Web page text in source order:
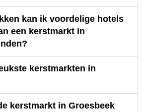
kan ik voordelige hotels
een kerstmarkt in
kerstmarkten in
kerstmarkt in Groesbeek